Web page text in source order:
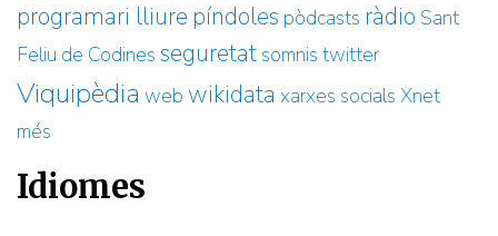
programari lliure píndoles pòdcasts ràdio Sant
Feliu de Codines seguretat somnis twitter
Viquipèdia web wikidata xarxes socials Xnet
més
Idiomes